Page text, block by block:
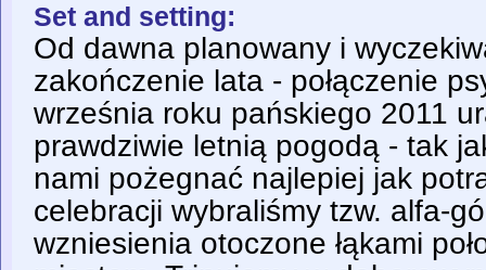
Set and setting:
Od dawna planowany i
zakończenie lata - połączenie
września roku pańskiego 2011
prawdziwie letnią pogodą - tak
nami pożegnać najlepiej jak
celebracji wybraliśmy tzw. alfa-
wzniesienia otoczone łąkami